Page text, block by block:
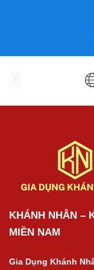
KHÁNH NHÂN –
MIỀN NAM
Gia Dụng Khánh